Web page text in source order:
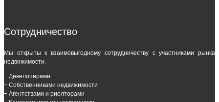
Сотрудничество
Мы открыты к взаимовыгодному сотрудничеству с участниками рынка
недвижимости.
- Девелоперами
- Собственниками недвижимости
- Агентствами и риелторами